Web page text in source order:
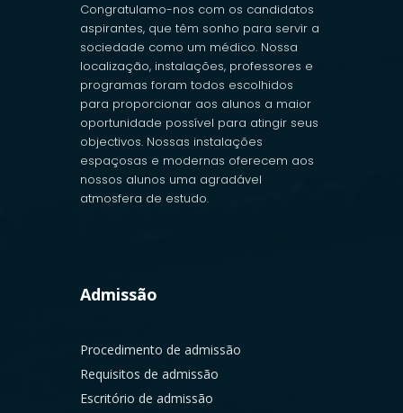
Congratulamo-nos com os candidatos
aspirantes, que têm sonho para servir a
sociedade como um médico. Nossa
localização, instalações, professores e
programas foram todos escolhidos
para proporcionar aos alunos a maior
oportunidade possível para atingir seus
objectivos. Nossas instalações
espaçosas e modernas oferecem aos
nossos alunos uma agradável
atmosfera de estudo.
Admissão
Procedimento de admissão
Requisitos de admissão
Escritório de admissão